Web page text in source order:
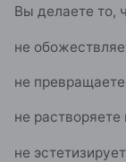
Вы делаете то,
не
не
не
не